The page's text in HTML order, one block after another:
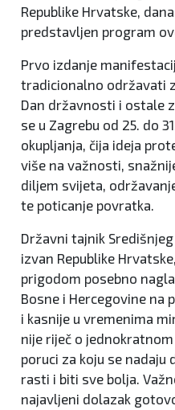
Republike Hrvatske,
predstavljen program
Prvo izdanje
tradicionalno održavati
Dan državnosti i ostale
se u Zagrebu od 25. do
okupljanja, čija ideja
više na važnosti,
diljem svijeta,
te poticanje povratka.
Državni tajnik
izvan Republike
prigodom posebno
Bosne i Hercegovine na
i kasnije u vremenima
nije riječ o
poruci za koju se nadaju
rasti i biti sve bolja.
najavljeni dolazak